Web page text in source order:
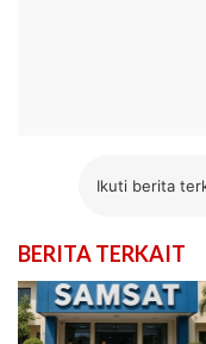
Ikuti berita
BERITA TERKAIT